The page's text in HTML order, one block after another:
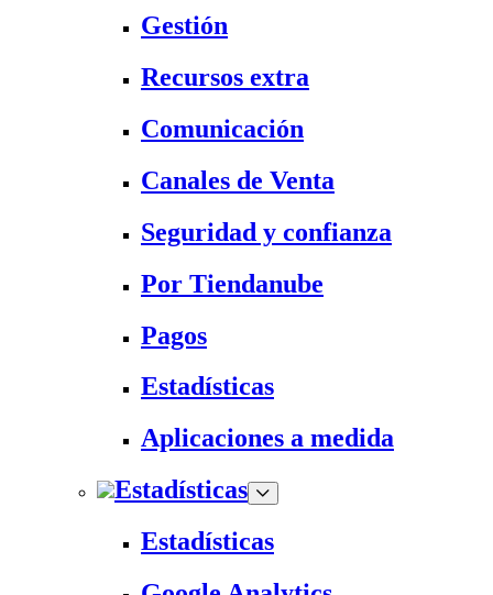
Gestión
Recursos extra
Comunicación
Canales de Venta
Seguridad y confianza
Por Tiendanube
Pagos
Estadísticas
Aplicaciones a medida
Estadísticas
Estadísticas